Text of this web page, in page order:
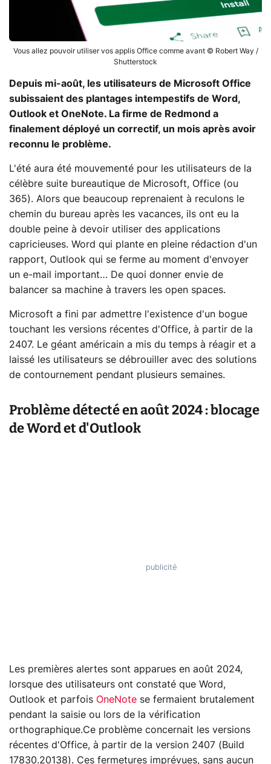
Vous allez pouvoir utiliser vos applis Office comme avant © Robert Way /
Shutterstock
Depuis mi-août, les utilisateurs de Microsoft Office
subissaient des plantages intempestifs de Word,
Outlook et OneNote. La firme de Redmond a
finalement déployé un correctif, un mois après avoir
reconnu le problème.
L'été aura été mouvementé pour les utilisateurs de la
célèbre suite bureautique de Microsoft, Office (ou
365). Alors que beaucoup reprenaient à reculons le
chemin du bureau après les vacances, ils ont eu la
double peine à devoir utiliser des applications
capricieuses. Word qui plante en pleine rédaction d'un
rapport, Outlook qui se ferme au moment d'envoyer
un e-mail important… De quoi donner envie de
balancer sa machine à travers les open spaces.
Microsoft a fini par admettre l'existence d'un bogue
touchant les versions récentes d'Office, à partir de la
2407. Le géant américain a mis du temps à réagir et a
laissé les utilisateurs se débrouiller avec des solutions
de contournement pendant plusieurs semaines.
Problème détecté en août 2024 : blocage
de Word et d'Outlook
Les premières alertes sont apparues en août 2024,
lorsque des utilisateurs ont constaté que Word,
Outlook et parfois OneNote se fermaient brutalement
pendant la saisie ou lors de la vérification
orthographique.Ce problème concernait les versions
récentes d'Office, à partir de la version 2407 (Build
17830.20138). Ces fermetures imprévues, sans aucun